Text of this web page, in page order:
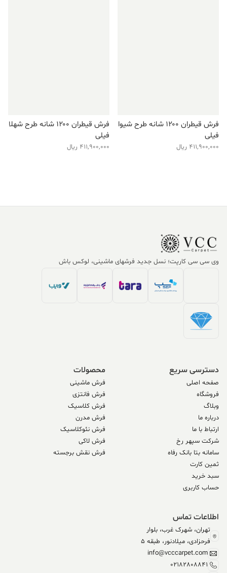
فرش قیطران ۱۲۰۰ شانه طرح شیوا
فیلی
411,900,000 ریال
فرش قیطران ۱۲۰۰ شانه طرح شهلا
فیلی
411,900,000 ریال
وی سی سی کارپت؛ نسل جدید فرشهای ماشینی، لوکس باش
دسترسی سریع
صفحه اصلی
فروشگاه
وبلاگ
درباره ما
ارتباط با ما
شرکت سپهر رخ
سامانه بتا بانک رفاه
ثمین کارت
سبد خرید
حساب کاربری
محصولات
فرش ماشینی
فرش فانتزی
فرش کلاسیک
فرش مدرن
فرش نئوکلاسیک
فرش لاکی
فرش نقش برجسته
اطلاعات تماس
تهران، شهرک غرب، بلوار
فرحزادی، میلادنور، طبقه 5
info@vcccarpet.com
02182808841